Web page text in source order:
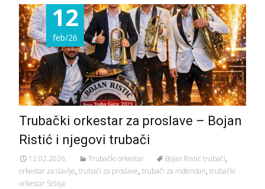
12
feb/26
Trubački orkestar za proslave – Bojan
Ristić i njegovi trubači
12.02.2026. Trubački orkestar Bojan Ristić trubači,
orkestar za slavlje, trubači za proslave, trubači za rođendan, trubački
orkestar Srbija